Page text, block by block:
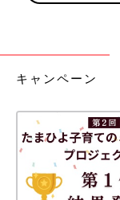
どれも夏に着せた
選びも迷ってしま
ーデを叶えたい！
ックしてみてくださ
(文・ナキナキ)
キャンペーン